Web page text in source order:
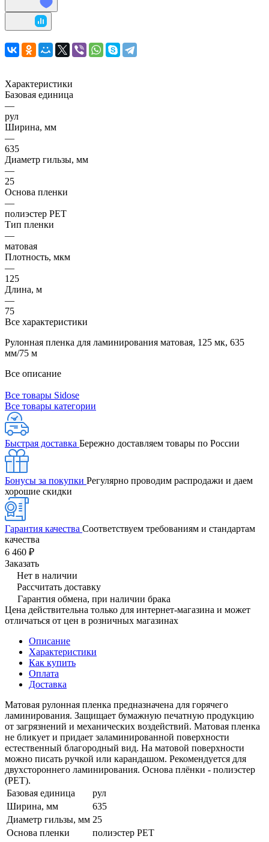
Характеристики
Базовая единица
—
рул
Ширина, мм
—
635
Диаметр гильзы, мм
—
25
Основа пленки
—
полиэстер PET
Тип пленки
—
матовая
Плотность, мкм
—
125
Длина, м
—
75
Все характеристики
Рулонная пленка для ламинирования матовая, 125 мк, 635
мм/75 м
Все описание
Все товары Sidose
Все товары категории
Быстрая доставка Бережно доставляем товары по России
Бонусы за покупки Регулярно проводим распродажи и даем
хорошие скидки
Гарантия качества Соответствуем требованиям и стандартам
качества
6 460 ₽
Заказать
Нет в наличии
Рассчитать доставку
Гарантия обмена, при наличии брака
Цена действительна только для интернет-магазина и может
отличаться от цен в розничных магазинах
Описание
Характеристики
Как купить
Оплата
Доставка
Матовая рулонная пленка предназначена для горячего
ламинирования. Защищает бумажную печатную продукцию
от загрязнений и механических воздействий. Матовая пленка
не бликует и придает заламинированной поверхности
естественный благородный вид. На матовой поверхности
можно писать ручкой или карандашом. Рекомендуется для
двухстороннего ламинирования. Основа плёнки - полиэстер
(PET).
Базовая единица
рул
Ширина, мм
635
Диаметр гильзы, мм 25
Основа пленки
полиэстер PET